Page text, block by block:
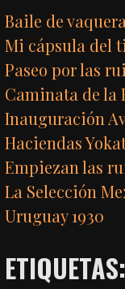
Baile de
Mi cápsula del
Paseo por las
Caminata de la
Inauguración
Haciendas
Empiezan las
La Selección
Uruguay 1930
ETIQUETAS: